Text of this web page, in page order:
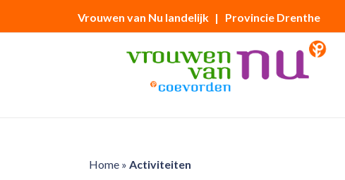
Vrouwen van Nu landelijk | Provincie Drenthe
Home» Activiteiten